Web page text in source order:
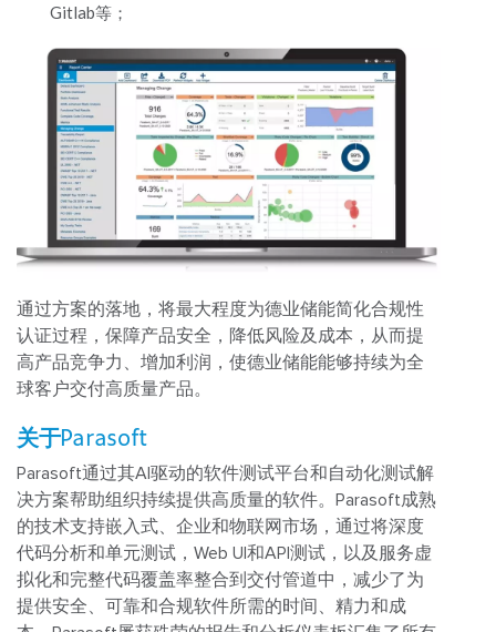
Gitlab等；
通过方案的落地，将最大程度为德业储能简化合规性
认证过程，保障产品安全，降低风险及成本，从而提
高产品竞争力、增加利润，使德业储能能够持续为全
球客户交付高质量产品。
关于Parasoft
Parasoft通过其AI驱动的软件测试平台和自动化测试解
决方案帮助组织持续提供高质量的软件。Parasoft成熟
的技术支持嵌入式、企业和物联网市场，通过将深度
代码分析和单元测试，Web UI和API测试，以及服务虚
拟化和完整代码覆盖率整合到交付管道中，减少了为
提供安全、可靠和合规软件所需的时间、精力和成